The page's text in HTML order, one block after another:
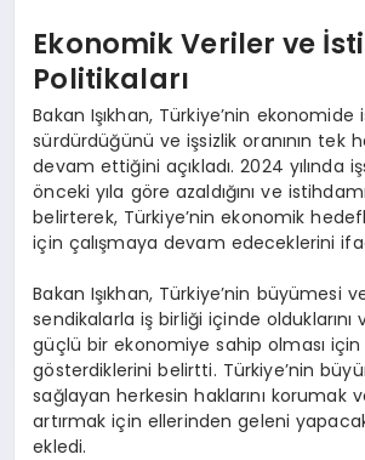
Ekonomik Veriler ve
Politikaları
Bakan Işıkhan, Türkiye’nin ekonomide
sürdürdüğünü ve işsizlik oranının tek
devam ettiğini açıkladı. 2024 yılında
önceki yıla göre azaldığını ve
belirterek, Türkiye’nin ekonomik
için çalışmaya devam edeceklerini
Bakan Işıkhan, Türkiye’nin büyümesi
sendikalarla iş birliği içinde olduklarını
güçlü bir ekonomiye sahip olması
gösterdiklerini belirtti. Türkiye’nin
sağlayan herkesin haklarını korumak
artırmak için ellerinden geleni
ekledi.